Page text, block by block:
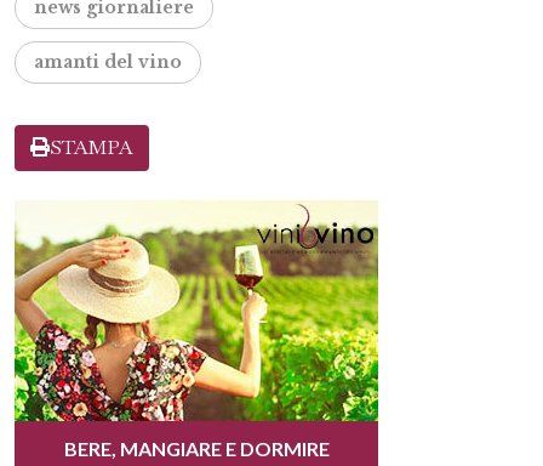
news giornaliere
amanti del vino
STAMPA